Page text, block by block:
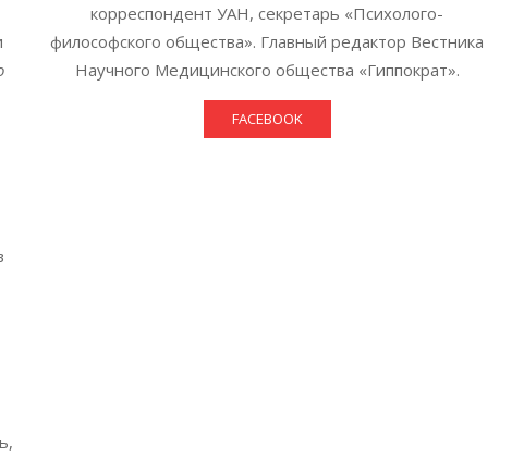
корреспондент УАН, секретарь «Психолого-
философского общества». Главный редактор Вестника
Научного Медицинского общества «Гиппократ».
FACEBOOK